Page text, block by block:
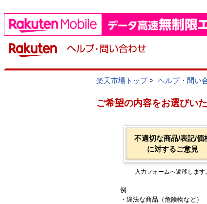
楽天市場トップ> ヘルプ・問い
ご希望の内容をお選びい
不適切な商品/表記/価
に対するご意見
入力フォームへ遷移します
例
・違法な商品（危険物など）